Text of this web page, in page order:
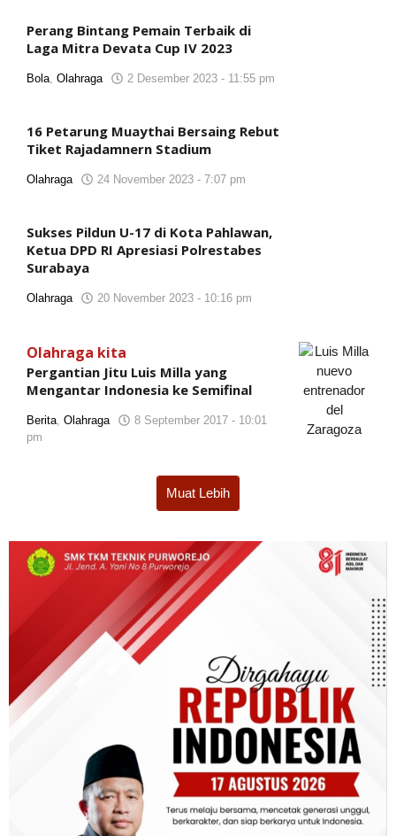
Perang Bintang Pemain Terbaik di
Laga Mitra Devata Cup IV 2023
Bola, Olahraga 2 Desember 2023 - 11:55 pm
16 Petarung Muaythai Bersaing Rebut
Tiket Rajadamnern Stadium
Olahraga 24 November 2023 - 7:07 pm
Sukses Pildun U-17 di Kota Pahlawan,
Ketua DPD RI Apresiasi Polrestabes
Surabaya
Olahraga 20 November 2023 - 10:16 pm
Olahraga kita
Pergantian Jitu Luis Milla yang
Mengantar Indonesia ke Semifinal
Berita, Olahraga
8 September 2017 - 10:01
pm
Muat Lebih